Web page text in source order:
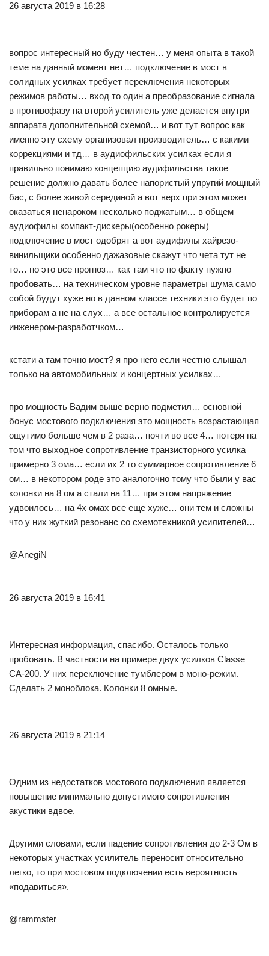
26 августа 2019 в 16:28
вопрос интересный но буду честен… у меня опыта в такой
теме на данный момент нет… подключение в мост в
солидных усилках требует переключения некоторых
режимов работы… вход то один а преобразование сигнала
в противофазу на второй усилитель уже делается внутри
аппарата дополнительной схемой… и вот тут вопрос как
именно эту схему организовал производитель… с какими
коррекциями и тд… в аудиофильских усилках если я
правильно понимаю концепцию аудифильства такое
решение должно давать более напористый упругий мощный
бас, с более живой серединой а вот верх при этом может
оказаться ненароком несколько поджатым… в общем
аудиофилы компакт-дискеры(особенно рокеры)
подключение в мост одобрят а вот аудифилы хайрезо-
винильщики особенно дажазовые скажут что чета тут не
то… но это все прогноз… как там что по факту нужно
пробовать… на техническом уровне параметры шума само
собой будут хуже но в данном классе техники это будет по
приборам а не на слух… а все остальное контролируется
инженером-разработчком…
кстати а там точно мост? я про него если честно слышал
только на автомобильных и концертных усилках…
про мощность Вадим выше верно подметил… основной
бонус мостового подключения это мощность возрастающая
ощутимо больше чем в 2 раза… почти во все 4… потеря на
том что выходное сопротивление транзисторного усилка
примерно 3 ома… если их 2 то суммарное сопротивление 6
ом… в некотором роде это аналогочно тому что были у вас
колонки на 8 ом а стали на 11… при этом напряжение
удвоилось… на 4х омах все еще хуже… они тем и сложны
что у них жуткий резонанс со схемотехникой усилителей…
@AnegiN
26 августа 2019 в 16:41
Интересная информация, спасибо. Осталось только
пробовать. В частности на примере двух усилков Classe
CA-200. У них переключение тумблером в моно-режим.
Сделать 2 моноблока. Колонки 8 омные.
26 августа 2019 в 21:14
Одним из недостатков мостового подключения является
повышение минимально допустимого сопротивления
акустики вдвое.
Другими словами, если падение сопротивления до 2-3 Ом в
некоторых участках усилитель переносит относительно
легко, то при мостовом подключении есть вероятность
«подавиться».
@rammster